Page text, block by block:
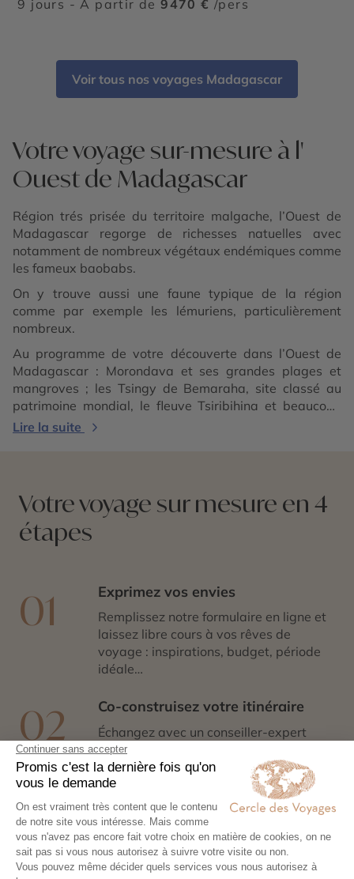
9 jours - À partir de9470 € /pers
Voir tous nos voyages Madagascar
Votre voyage sur-mesure à l'
Ouest de Madagascar
Région trés prisée du territoire malgache, l’Ouest de
Madagascar regorge de richesses natuelles avec
notamment de nombreux végétaux endémiques comme
les fameux baobabs.
On y trouve aussi une faune typique de la région
comme par exemple les lémuriens, particulièrement
nombreux.
Au programme de votre découverte dans l’Ouest de
Madagascar : Morondava et ses grandes plages et
mangroves ; les Tsingy de Bemaraha, site classé au
patrimoine mondial, le fleuve Tsiribihina et beaucoup
d’autres encore…
Lire la suite
Votre voyage sur mesure en 4
étapes
01 Exprimez vos envies
Remplissez notre formulaire en ligne et
laissez libre cours à vos rêves de
voyage : inspirations, budget, période
idéale…
02 Co-construisez votre itinéraire
Échangez avec un conseiller-expert
pour créer un voyage à votre image,
adapté à vos envies et à votre rythme.
03 Réservez en toute sérénité
Hébergements, transports, formalités,
expériences exclusives : nous nous
chargeons de tout. Il ne vous reste plus